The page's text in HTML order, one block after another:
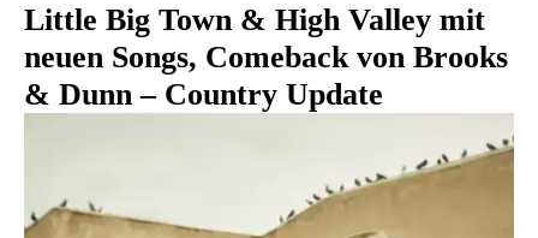
Little Big Town & High Valley mit
neuen Songs, Comeback von Brooks
& Dunn – Country Update